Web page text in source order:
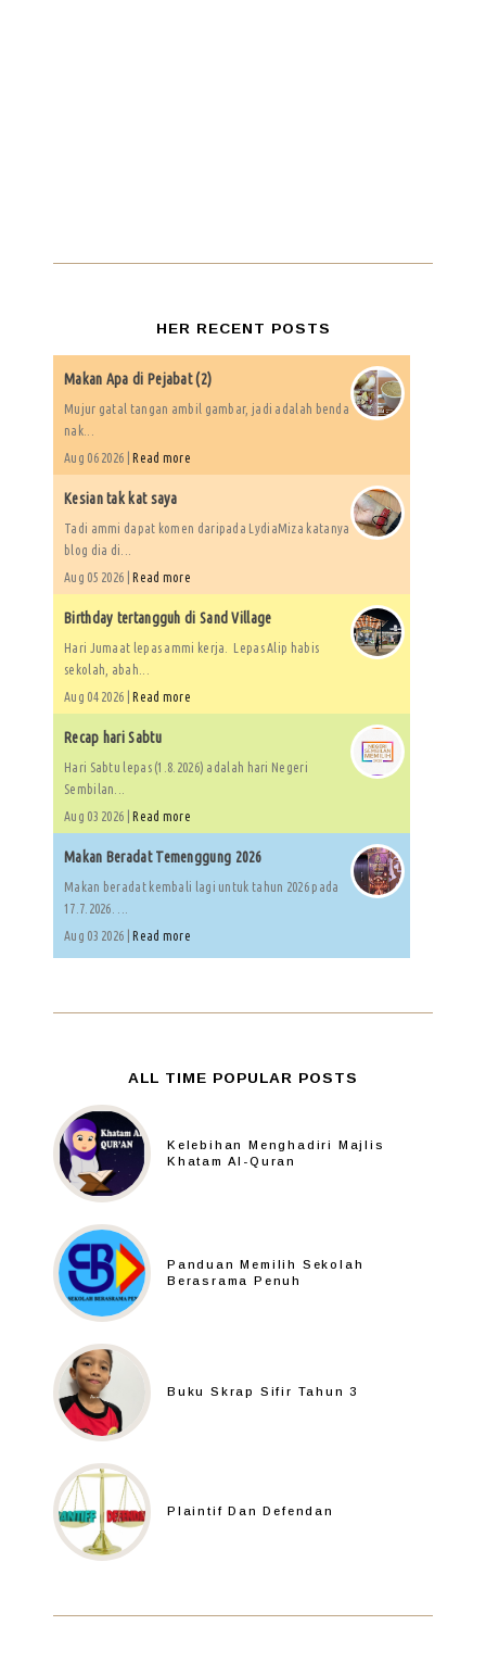
HER RECENT POSTS
Makan Apa di Pejabat (2)
Mujur gatal tangan ambil gambar, jadi adalah benda
nak...
Aug 06 2026 |Read more
Kesian tak kat saya
Tadi ammi dapat komen daripada LydiaMiza katanya
blog dia di...
Aug 05 2026 |Read more
Birthday tertangguh di Sand Village
Hari Jumaat lepas ammi kerja. Lepas Alip habis
sekolah, abah...
Aug 04 2026 |Read more
Recap hari Sabtu
Hari Sabtu lepas (1.8.2026) adalah hari Negeri
Sembilan...
Aug 03 2026 |Read more
Makan Beradat Temenggung 2026
Makan beradat kembali lagi untuk tahun 2026 pada
17.7.2026. ...
Aug 03 2026 |Read more
ALL TIME POPULAR POSTS
Kelebihan Menghadiri Majlis
Khatam Al-Quran
Panduan Memilih Sekolah
Berasrama Penuh
Buku Skrap Sifir Tahun 3
Plaintif Dan Defendan